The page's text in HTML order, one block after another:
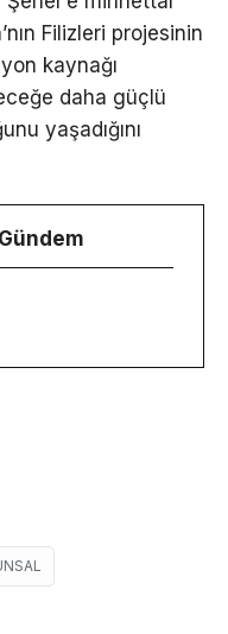
Filizleri projesinin
kaynağı
daha güçlü
yaşadığını